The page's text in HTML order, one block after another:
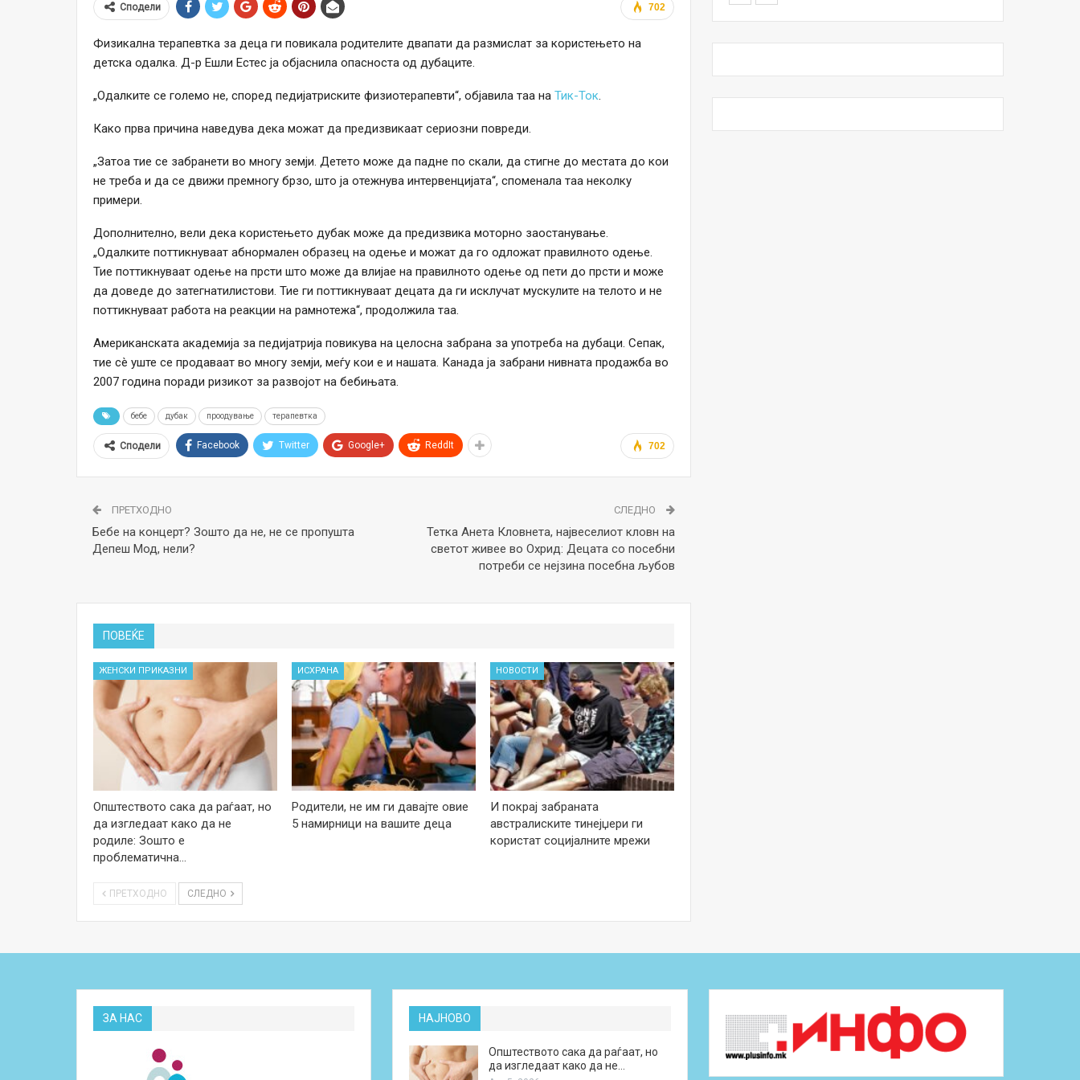
702
Сподели
Физикална терапевтка за деца ги повикала родителите двапати да размислат за користењето на
детска одалка. Д-р Ешли Естес ја објаснила опасноста од дубаците.
„Одалките се големо не, според педијатриските физиотерапевти“, објавила таа на Тик-Ток.
Како прва причина наведува дека можат да предизвикаат сериозни повреди.
„Затоа тие се забранети во многу земји. Детето може да падне по скали, да стигне до местата до кои
не треба и да се движи премногу брзо, што ја отежнува интервенцијата“, споменала таа неколку
примери.
Дополнително, вели дека користењето дубак може да предизвика моторно заостанување.
„Одалките поттикнуваат абнормален образец на одење и можат да го одложат правилното одење.
Тие поттикнуваат одење на прсти што може да влијае на правилното одење од пети до прсти и може
да доведе до затегнатилистови. Тие ги поттикнуваат децата да ги исклучат мускулите на телото и не
поттикнуваат работа на реакции на рамнотежа“, продолжила таа.
Американската академија за педијатрија повикува на целосна забрана за употреба на дубаци. Сепак,
тие сè уште се продаваат во многу земји, меѓу кои е и нашата. Канада ја забрани нивната продажба во
2007 година поради ризикот за развојот на бебињата.
бебе дубак проодување терапевтка
702
Сподели Facebook Twitter Google+ ReddIt
ПРЕТХОДНО
Бебе на концерт? Зошто да не, не се пропушта
Дeпеш Мод, нели?
СЛЕДНО
Тетка Анета Кловнета, највеселиот кловн на
светот живее во Охрид: Децата со посебни
потреби се нејзина посебна љубов
ПОВЕЌЕ
ЖЕНСКИ ПРИКАЗНИ
Општеството сака да раѓаат, но
да изгледаат како да не
родиле: Зошто е
проблематична…
ИСХРАНА
Родители, не им ги давајте овие
5 намирници на вашите деца
НОВОСТИ
И покрај забраната
австралиските тинејџери ги
користат социјалните мрежи
ПРЕТХОДНО СЛЕДНО
ЗА НАС НАЈНОВО
Општеството сака да раѓаат, но
да изгледаат како да не…